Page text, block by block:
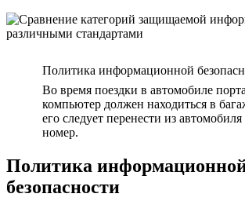
Политика информационной
Во время поездки в автомобиле
компьютер должен находиться в
его следует перенести из
номер.
Политика
безопасности